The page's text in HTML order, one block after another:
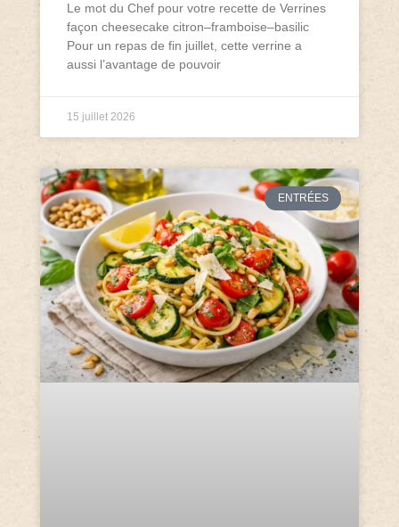
Le mot du Chef pour votre recette de Verrines
façon cheesecake citron–framboise–basilic
Pour un repas de fin juillet, cette verrine a
aussi l’avantage de pouvoir
15 juillet 2026
ENTRÉES